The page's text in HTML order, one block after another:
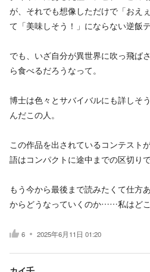
が、それでも想像しただけで「おえ
て「美味しそう！」にならない逆飯テ
でも、いざ自分が異世界に吹っ飛ば
ら食べるだろうなって。
博士は色々とサバイバルにも詳しそ
んだこの人。
この作品を出されているコンテスト
語はコンパクトに途中までの区切り
もう今から最後まで読みたくて仕方
からどうなっていくのか……私はどこ
6 2025年6月11日 01:20